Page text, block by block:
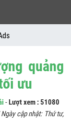
quảng
ưu
-Lượt xem : 51080
cập nhật: Thứ tư,